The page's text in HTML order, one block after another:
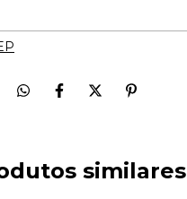
similares